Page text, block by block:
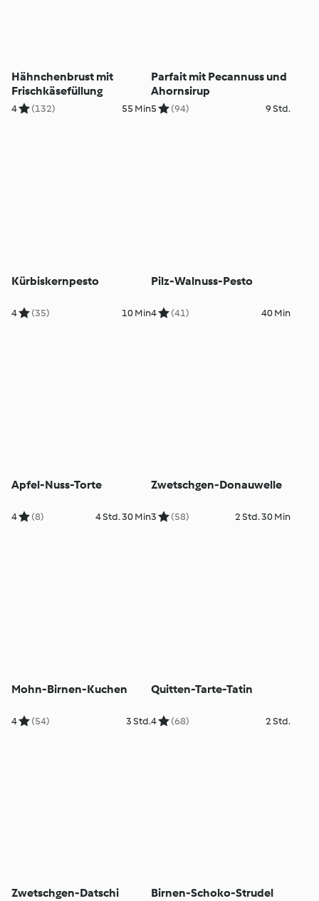
Hähnchenbrust mit
Frischkäsefüllung
4 (132) 55 Min
Parfait mit Pecannuss und
Ahornsirup
5 (94) 9 Std.
Kürbiskernpesto
4 (35) 10 Min
Pilz-Walnuss-Pesto
4 (41) 40 Min
Apfel-Nuss-Torte
4 (8) 4 Std. 30 Min
Zwetschgen-Donauwelle
3 (58) 2 Std. 30 Min
Mohn-Birnen-Kuchen
4 (54) 3 Std.
Quitten-Tarte-Tatin
4 (68) 2 Std.
Zwetschgen-Datschi Birnen-Schoko-Strudel